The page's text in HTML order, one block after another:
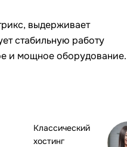
выдерживает
стабильную работу
и мощное оборудование.
Классический
хостинг